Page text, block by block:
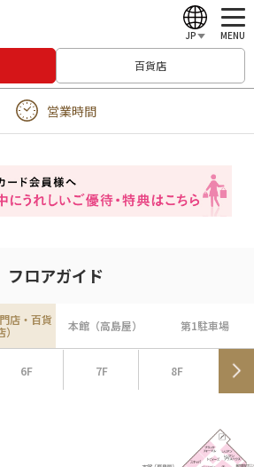
百貨店
JP
English
한국어
MENU
営業時間
フロアガイド
店・百貨
）
本館（高島屋） 第1駐車場
6F 7F 8F